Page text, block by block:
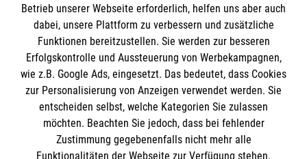
BLC: 68351557
Kontonummer: 0003232774
Gündenhausen 31
79650 Schopfheim
Ehrenamt.Wiesental@malteser.org
Der Malteser Hilfsdienst e.V. ist als eingetragene
gemeinnützige Organisation von der Körperschaft- und
Gewerbesteuer befreit.
Medizinproduktesicherheit
Gemäß § 6 Abs. 1 MPBetreibV müssen
Betrieb unserer Webseite erforderlich, helfen uns aber auch
dabei, unsere Plattform zu verbessern und zusätzliche
Funktionen bereitzustellen. Sie werden zur besseren
Erfolgskontrolle und Aussteuerung von Werbekampagnen,
wie z.B. Google Ads, eingesetzt. Das bedeutet, dass Cookies
zur Personalisierung von Anzeigen verwendet werden. Sie
entscheiden selbst, welche Kategorien Sie zulassen
möchten. Beachten Sie jedoch, dass bei fehlender
Zustimmung gegebenenfalls nicht mehr alle
Funktionalitäten der Webseite zur Verfügung stehen.